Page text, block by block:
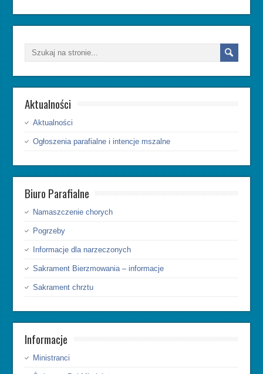
Aktualności
Aktualności
Ogłoszenia parafialne i intencje mszalne
Biuro Parafialne
Namaszczenie chorych
Pogrzeby
Informacje dla narzeczonych
Sakrament Bierzmowania – informacje
Sakrament chrztu
Informacje
Ministranci